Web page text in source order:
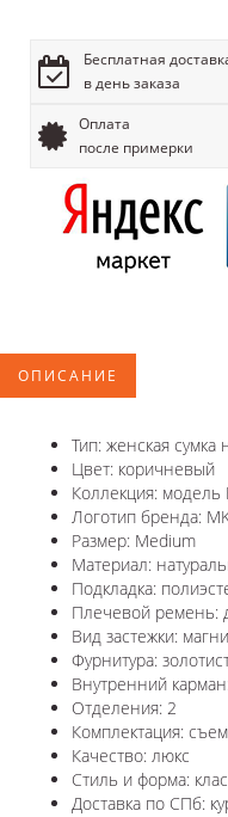
Бесплатная
в день заказа
Оплата
после примерки
ОПИСАНИЕ
Тип: женская сумка
Цвет: коричневый
Коллекция: модель
Логотип бренда:
Размер: Medium
Материал:
Подкладка:
Плечевой ремень:
Вид застежки:
Фурнитура:
Внутренний
Отделения: 2
Комплектация:
Качество: люкс
Стиль и форма:
Доставка по СПб: